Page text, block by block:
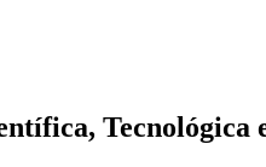
Tecnológica